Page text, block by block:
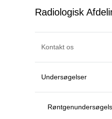
Radiologisk
Kontakt os
Undersøgelser